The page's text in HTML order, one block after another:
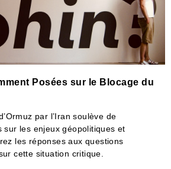
Posées sur le Blocage du
par l’Iran soulève de
sur les enjeux géopolitiques et
les réponses aux questions
cette situation critique.